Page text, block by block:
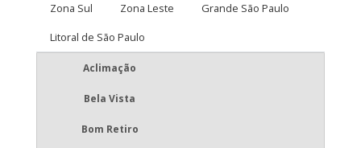
Zona Sul
Zona Leste
Grande São Paulo
Litoral de São Paulo
Aclimação
Bela Vista
Bom Retiro